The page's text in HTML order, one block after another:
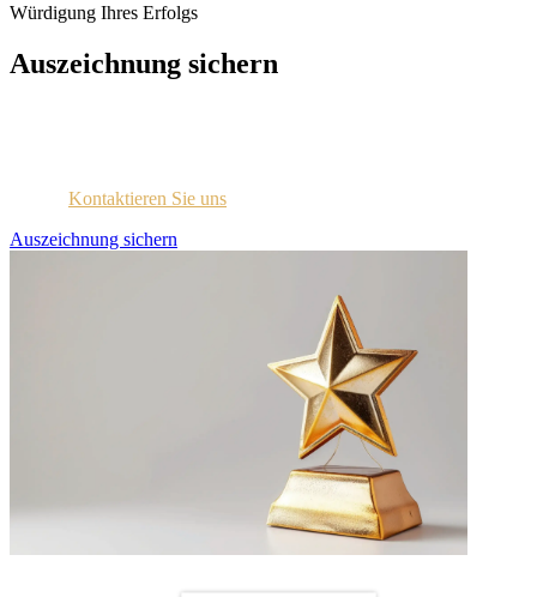
Würdigung Ihres Erfolgs
Auszeichnung sichern
Kontaktieren Sie uns
Auszeichnung sichern